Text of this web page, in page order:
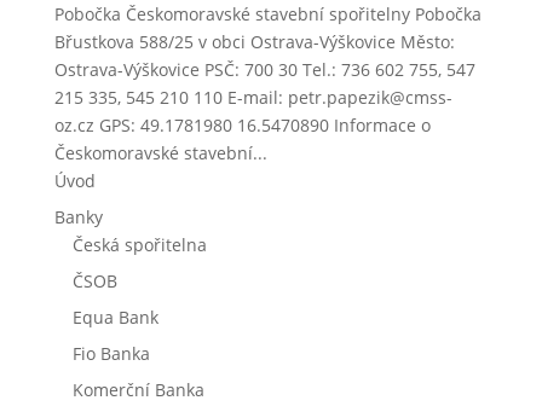
Pobočka Českomoravské stavební spořitelny Pobočka
Břustkova 588/25 v obci Ostrava-Výškovice Město:
Ostrava-Výškovice PSČ: 700 30 Tel.: 736 602 755, 547
215 335, 545 210 110 E-mail: petr.papezik@cmss-
oz.cz GPS: 49.1781980 16.5470890 Informace o
Českomoravské stavební...
Úvod
Banky
Česká spořitelna
ČSOB
Equa Bank
Fio Banka
Komerční Banka